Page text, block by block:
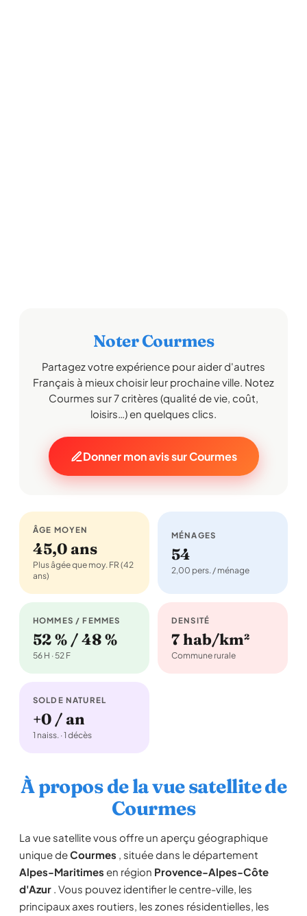
Noter Courmes
Partagez votre expérience pour aider d'autres
Français à mieux choisir leur prochaine ville. Notez
Courmes sur 7 critères (qualité de vie, coût,
loisirs…) en quelques clics.
Donner mon avis sur Courmes
ÂGE MOYEN
45,0 ans
Plus âgée que moy. FR (42
ans)
MÉNAGES
54
2,00 pers. / ménage
HOMMES / FEMMES
52 % / 48 %
56 H · 52 F
DENSITÉ
7 hab/km²
Commune rurale
SOLDE NATUREL
+0 / an
1 naiss. · 1 décès
À propos de la vue satellite de
Courmes
La vue satellite vous offre un aperçu géographique
unique deCourmes , située dans le département
Alpes-Maritimes en région Provence-Alpes-Côte
d'Azur . Vous pouvez identifier le centre-ville, les
principaux axes routiers, les zones résidentielles, les